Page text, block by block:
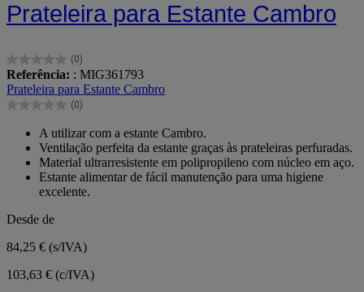
Prateleira para Estante Cambro
(0)
0.0
em
5
estrelas.
Referência: : MIG361793
Prateleira para Estante Cambro
(0)
0.0
estrelas.
A utilizar com a estante Cambro.
Ventilação perfeita da estante graças às prateleiras perfuradas.
Material ultrarresistente em polipropileno com núcleo em aço.
Estante alimentar de fácil manutenção para uma higiene
excelente.
Desde de
84,25 € (s/IVA)
103,63 € (c/IVA)